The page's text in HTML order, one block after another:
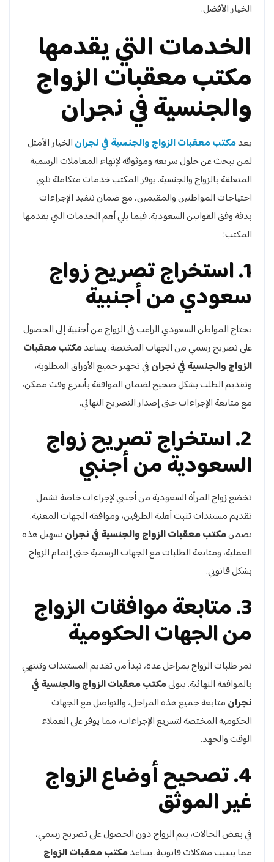
الخيار الأفضل.
الخدمات التي يقدمها
مكتب معقبات الزواج
والجنسية في نجران
يعدمكتب معقبات الزواج والجنسية في نجرانالخيار الأمثل
لمن يبحث عن حلول سريعة وموثوقة لإنهاء المعاملات الرسمية
المتعلقة بالزواج والجنسية. يوفر المكتب خدمات متكاملة تلبي
احتياجات المواطنين والمقيمين، مع ضمان تنفيذ الإجراءات
بدقة وفق القوانين السعودية. فيما يلي أهم الخدمات التي يقدمها
المكتب:
1. استخراج تصريح زواج
سعودي من أجنبية
يحتاج المواطن السعودي الراغب في الزواج من أجنبية إلى الحصول
على تصريح رسمي من الجهات المختصة. يساعدمكتب معقبات
الزواج والجنسية في نجرانفي تجهيز جميع الأوراق المطلوبة،
وتقديم الطلب بشكل صحيح لضمان الموافقة بأسرع وقت ممكن،
مع متابعة الإجراءات حتى إصدار التصريح النهائي.
2. استخراج تصريح زواج
السعودية من أجنبي
تخضع زواج المرأة السعودية من أجنبي لإجراءات خاصة تشمل
تقديم مستندات تثبت أهلية الطرفين، وموافقة الجهات المعنية.
يضمنمكتب معقبات الزواج والجنسية في نجرانتسهيل هذه
العملية، ومتابعة الطلبات مع الجهات الرسمية حتى إتمام الزواج
بشكل قانوني.
3. متابعة موافقات الزواج
من الجهات الحكومية
تمر طلبات الزواج بمراحل عدة، تبدأ من تقديم المستندات وتنتهي
بالموافقة النهائية. يتولىمكتب معقبات الزواج والجنسية في
نجرانمتابعة جميع هذه المراحل، والتواصل مع الجهات
الحكومية المختصة لتسريع الإجراءات، مما يوفر على العملاء
الوقت والجهد.
4. تصحيح أوضاع الزواج
غير الموثق
في بعض الحالات، يتم الزواج دون الحصول على تصريح رسمي،
مما يسبب مشكلات قانونية. يساعدمكتب معقبات الزواج